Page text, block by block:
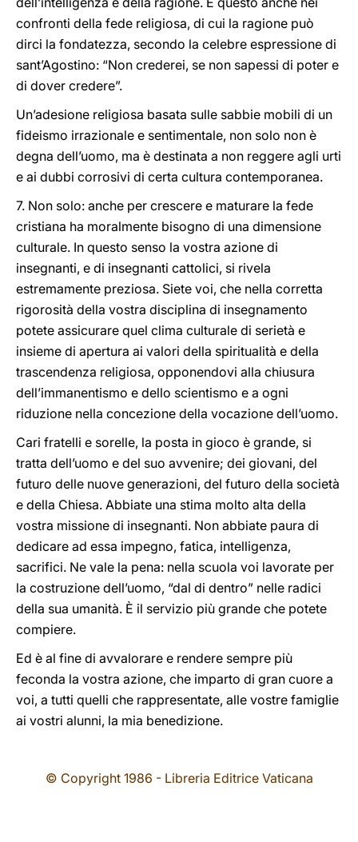
confronti della fede religiosa, di cui la ragione può
dirci la fondatezza, secondo la celebre espressione di
sant’Agostino: “Non crederei, se non sapessi di poter e
di dover credere”.
Un’adesione religiosa basata sulle sabbie mobili di un
fideismo irrazionale e sentimentale, non solo non è
degna dell’uomo, ma è destinata a non reggere agli urti
e ai dubbi corrosivi di certa cultura contemporanea.
7. Non solo: anche per crescere e maturare la fede
cristiana ha moralmente bisogno di una dimensione
culturale. In questo senso la vostra azione di
insegnanti, e di insegnanti cattolici, si rivela
estremamente preziosa. Siete voi, che nella corretta
rigorosità della vostra disciplina di insegnamento
potete assicurare quel clima culturale di serietà e
insieme di apertura ai valori della spiritualità e della
trascendenza religiosa, opponendovi alla chiusura
dell’immanentismo e dello scientismo e a ogni
riduzione nella concezione della vocazione dell’uomo.
Cari fratelli e sorelle, la posta in gioco è grande, si
tratta dell’uomo e del suo avvenire; dei giovani, del
futuro delle nuove generazioni, del futuro della società
e della Chiesa. Abbiate una stima molto alta della
vostra missione di insegnanti. Non abbiate paura di
dedicare ad essa impegno, fatica, intelligenza,
sacrifici. Ne vale la pena: nella scuola voi lavorate per
la costruzione dell’uomo, “dal di dentro” nelle radici
della sua umanità. È il servizio più grande che potete
compiere.
Ed è al fine di avvalorare e rendere sempre più
feconda la vostra azione, che imparto di gran cuore a
voi, a tutti quelli che rappresentate, alle vostre famiglie
ai vostri alunni, la mia benedizione.
© Copyright 1986 - Libreria Editrice Vaticana